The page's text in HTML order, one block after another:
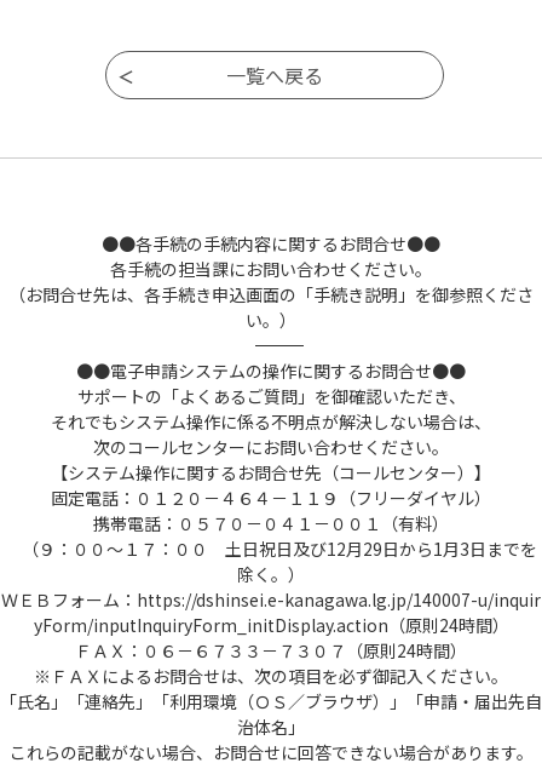
●●各手続の手続内容に関するお問合せ●●
各手続の担当課にお問い合わせください。
（お問合せ先は、各手続き申込画面の「手続き説明」を御参照くださ
い。）
――――――――――――――――――――――――――――――――――――――――――――――――――
●●電子申請システムの操作に関するお問合せ●●
サポートの「よくあるご質問」を御確認いただき、
それでもシステム操作に係る不明点が解決しない場合は、
次のコールセンターにお問い合わせください。
【システム操作に関するお問合せ先（コールセンター）】
固定電話：０１２０－４６４－１１９（フリーダイヤル）
携帯電話：０５７０－０４１－００１（有料）
（９：００～１７：００ 土日祝日及び12月29日から1月3日までを
除く。）
ＷＥＢフォーム：https://dshinsei.e-kanagawa.lg.jp/140007-u/inquir
yForm/inputInquiryForm_initDisplay.action（原則24時間）
ＦＡＸ：０６－６７３３－７３０７（原則24時間）
※ＦＡＸによるお問合せは、次の項目を必ず御記入ください。
「氏名」「連絡先」「利用環境（ＯＳ／ブラウザ）」「申請・届出先自
治体名」
これらの記載がない場合、お問合せに回答できない場合があります。